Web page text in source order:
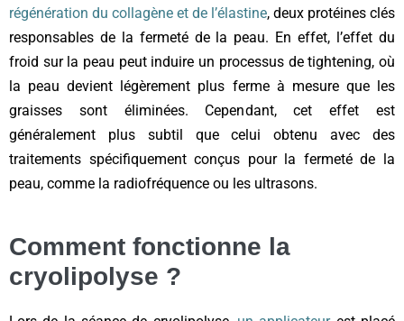
régénération du collagène et de l’élastine, deux protéines clés
responsables de la fermeté de la peau. En effet, l’effet du
froid sur la peau peut induire un processus de tightening, où
la peau devient légèrement plus ferme à mesure que les
graisses sont éliminées. Cependant, cet effet est
généralement plus subtil que celui obtenu avec des
traitements spécifiquement conçus pour la fermeté de la
peau, comme la radiofréquence ou les ultrasons.
Comment fonctionne la
cryolipolyse ?